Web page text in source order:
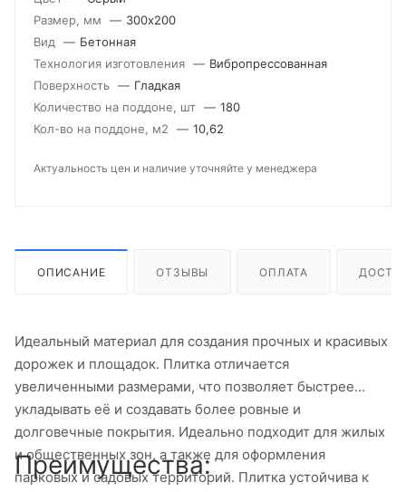
Размер, мм
— 300х200
Вид
— Бетонная
Технология изготовления — Вибропрессованная
Поверхность — Гладкая
Количество на поддоне, шт — 180
Кол-во на поддоне, м2
— 10,62
Актуальность цен и наличие уточняйте у менеджера
ОПИСАНИЕ ОТЗЫВЫ ОПЛАТА
Идеальный материал для создания прочных и красивых
дорожек и площадок. Плитка отличается
увеличенными размерами, что позволяет быстрее
укладывать её и создавать более ровные и
долговечные покрытия. Идеально подходит для жилых
и общественных зон, а также для оформления
парковых и садовых территорий. Плитка устойчива к
Преимущества: